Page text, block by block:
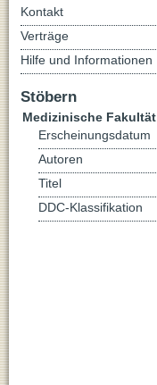
Kontakt
Verträge
Hilfe und Informationen
Stöbern
Medizinische Fakultät
Erscheinungsdatum
Autoren
Titel
DDC-Klassifikation